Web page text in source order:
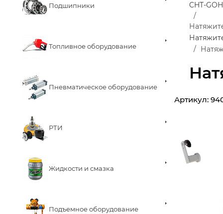
Подшипники
Топливное оборудование
Пневматическое оборудование
РТИ
Жидкости и смазка
Подъемное оборудование
CHT-GO
Артикул: